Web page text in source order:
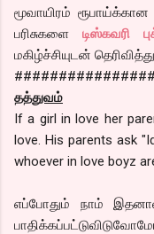
மூவாயிரம் ரூபாய்க்கான
பரிசுகளை டிஸ்கவரி
மகிழ்ச்சியுடன்
தத்துவம்
If a girl in love her
love. His parents ask
whoever in love boyz
எப்போதும் நாம்